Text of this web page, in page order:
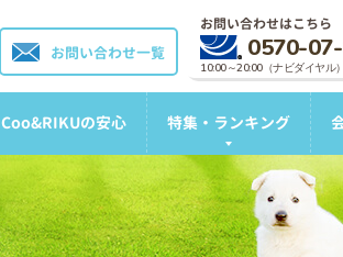
お問い合わせはこちら
0570-
10:00～20:00（ナビダイヤル）
お問い合わせ一覧
Coo&RIKUの安心 特集・ランキング